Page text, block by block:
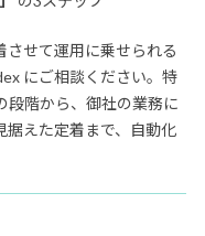
させて運用に乗せられる
にご相談ください。特
段階から、御社の業務に
据えた定着まで、自動化